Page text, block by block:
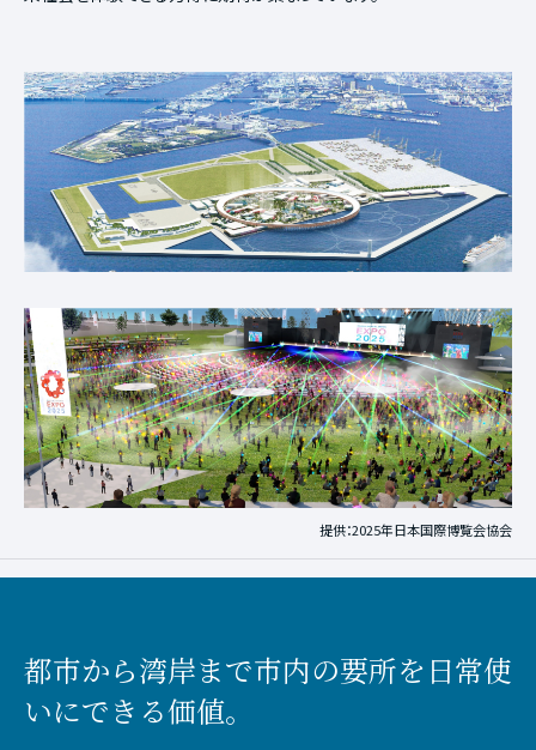
提供：2025年日本国際博覧会協会
都市から湾岸まで市内の要所を日常使
いにできる価値。